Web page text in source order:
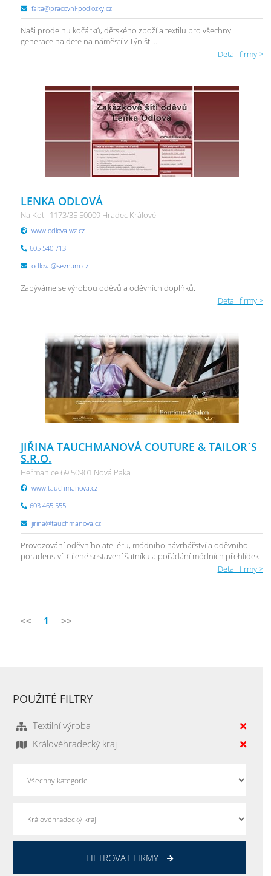
falta@pracovni-podlozky.cz
Naši prodejnu kočárků, dětského zboží a textilu pro všechny
generace najdete na náměstí v Týništi ...
Detail firmy >
LENKA ODLOVÁ
Na Kotli 1173/35 50009 Hradec Králové
www.odlova.wz.cz
605 540 713
odlova@seznam.cz
Zabýváme se výrobou oděvů a oděvních doplňků.
Detail firmy >
JIŘINA TAUCHMANOVÁ COUTURE & TAILOR`S
S.R.O.
Heřmanice 69 50901 Nová Paka
www.tauchmanova.cz
603 465 555
jirina@tauchmanova.cz
Provozování oděvního ateliéru, módního návrhářství a oděvního
poradenství. Cílené sestavení šatníku a pořádání módních přehlídek.
Detail firmy >
<< 1 >>
POUŽITÉ FILTRY
Textilní výroba
Královéhradecký kraj
FILTROVAT FIRMY